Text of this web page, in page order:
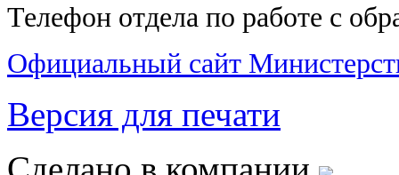
Телефон отдела по работе с
Официальный сайт
Версия для печати